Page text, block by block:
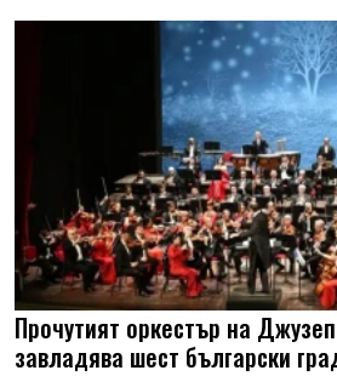
Прочутият оркестър на
завладява шест български